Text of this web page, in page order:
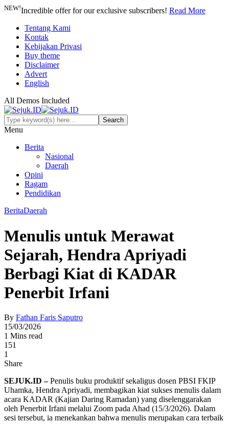
NEW!Incredible offer for our exclusive subscribers! Read More
Tentang Kami
Kontak
Kebijakan Privasi
Buy theme
Disclaimer
Advert
English
All Demos Included
Menu
Berita
Nasional
Daerah
Opini
Ragam
Pendidikan
BeritaDaerah
Menulis untuk Merawat
Sejarah, Hendra Apriyadi
Berbagi Kiat di KADAR
Penerbit Irfani
By Fathan Faris Saputro
15/03/2026
1 Mins read
151
1
Share
SEJUK.ID –Penulis buku produktif sekaligus dosen PBSI FKIP
Uhamka, Hendra Apriyadi, membagikan kiat sukses menulis dalam
acara KADAR (Kajian Daring Ramadan) yang diselenggarakan
oleh Penerbit Irfani melalui Zoom pada Ahad (15/3/2026). Dalam
sesi tersebut, ia menekankan bahwa menulis merupakan cara terbaik